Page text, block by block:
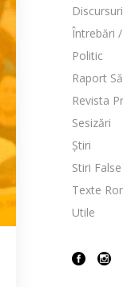
Discursuri
Întrebări
Politic
Raport
Revista
Sesizări
Știri
Stiri False
Texte
Utile